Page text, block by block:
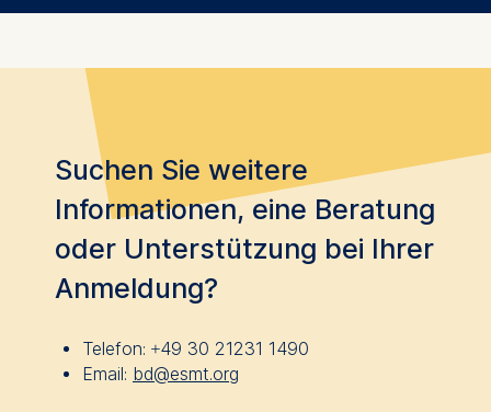
Suchen Sie weitere
Informationen, eine Beratung
oder Unterstützung bei Ihrer
Anmeldung?
Telefon: +49 30 21231 1490
Email: bd@esmt.org